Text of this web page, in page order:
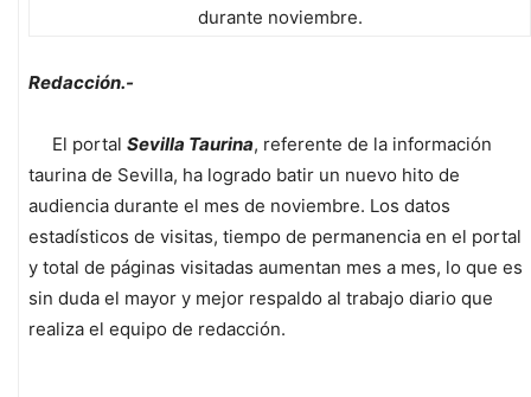
durante noviembre.
Redacción.-
El portal Sevilla Taurina, referente de la información
taurina de Sevilla, ha logrado batir un nuevo hito de
audiencia durante el mes de noviembre. Los datos
estadísticos de visitas, tiempo de permanencia en el portal
y total de páginas visitadas aumentan mes a mes, lo que es
sin duda el mayor y mejor respaldo al trabajo diario que
realiza el equipo de redacción.